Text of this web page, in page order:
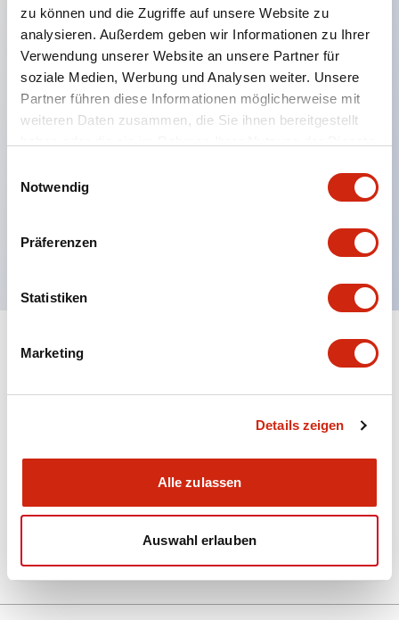
zu können und die Zugriffe auf unsere Website zu
analysieren. Außerdem geben wir Informationen zu Ihrer
Verwendung unserer Website an unsere Partner für
soziale Medien, Werbung und Analysen weiter. Unsere
Partner führen diese Informationen möglicherweise mit
weiteren Daten zusammen, die Sie ihnen bereitgestellt
Notwendig
Präferenzen
Statistiken
Marketing
Details zeigen
Alle zulassen
Auswahl erlauben
Hauptmerkmale
Anwendbar in potenziell explosionsgefährdeten
Atmosphären
Bis zu 3 Kontaktblöcke
Finger-sichere (IP20) Schraubklemmen verfügbar
Dokumente und Dateien
Bedienungsanleitung
10/10/2024.PDF5.62MB